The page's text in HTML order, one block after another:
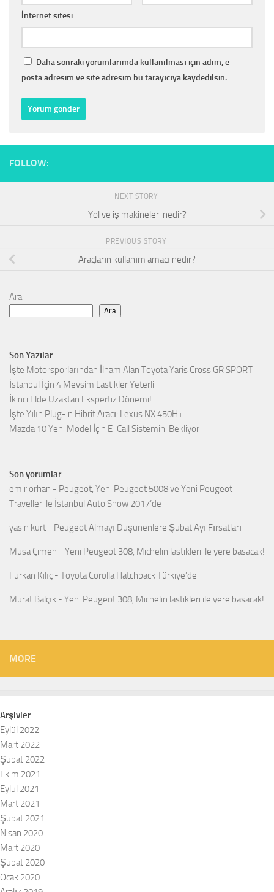
İnternet sitesi
Daha sonraki yorumlarımda kullanılması için adım, e-
posta adresim ve site adresim bu tarayıcıya kaydedilsin.
FOLLOW:
NEXT STORY
Yol ve iş makineleri nedir?
PREVIOUS STORY
Araçların kullanım amacı nedir?
Ara
Ara
Son Yazılar
İşte Motorsporlarından İlham Alan Toyota Yaris Cross GR SPORT
İstanbul İçin 4 Mevsim Lastikler Yeterli
İkinci Elde Uzaktan Ekspertiz Dönemi!
İşte Yılın Plug-in Hibrit Aracı: Lexus NX 450H+
Mazda 10 Yeni Model İçin E-Call Sistemini Bekliyor
Son yorumlar
emir orhan - Peugeot, Yeni Peugeot 5008 ve Yeni Peugeot
Traveller ile İstanbul Auto Show 2017’de
yasin kurt - Peugeot Almayı Düşünenlere Şubat Ayı Fırsatları
Musa Çimen - Yeni Peugeot 308, Michelin lastikleri ile yere basacak!
Furkan Kılıç - Toyota Corolla Hatchback Türkiye’de
Murat Balçık - Yeni Peugeot 308, Michelin lastikleri ile yere basacak!
MORE
Arşivler
Eylül 2022
Mart 2022
Şubat 2022
Ekim 2021
Eylül 2021
Mart 2021
Şubat 2021
Nisan 2020
Mart 2020
Şubat 2020
Ocak 2020